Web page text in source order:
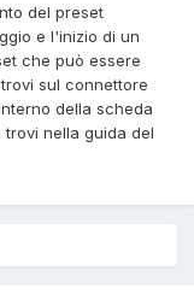
del preset
e l'inizio di un
che può essere
sul connettore
della scheda
nella guida del